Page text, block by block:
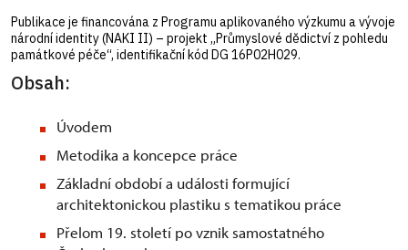
Publikace je financována z Programu aplikovaného výzkumu a vývoje
národní identity (NAKI II) – projekt „Průmyslové dědictví z pohledu
památkové péče“, identifikační kód DG 16P02H029.
Obsah:
Úvodem
Metodika a koncepce práce
Základní období a události formující
architektonickou plastiku s tematikou práce
Přelom 19. století po vznik samostatného